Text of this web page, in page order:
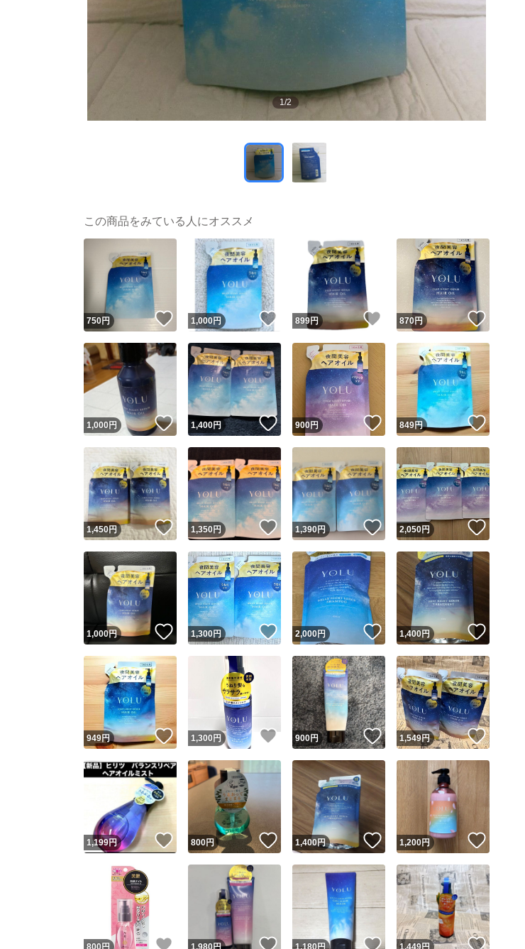
1/2
ユーザーの実績につい
この商品をみている人にオススメ
750円 いいね！
1,000円 いいね！
899円 いいね！
870円
1,000 円 いいね！
1,400円 いいね！
900円 いいね！
849円 いいね
1,450円 いいね！
1,350円 いいね！
1,390円 いいね！
2,050円
1,000円 いいね！
1,300円 いいね！
2,000円 いいね！
1,400円
949円 いいね！
1,300 円 いいね！
900円 いいね！
1,549円 いいね
1,199円 いいね！
800円 いいね！
1,400円 いいね！
1,200円 いいね
800 円 いいね！
1,980円 いいね！
1,180円 いいね！
1,449円 いいね